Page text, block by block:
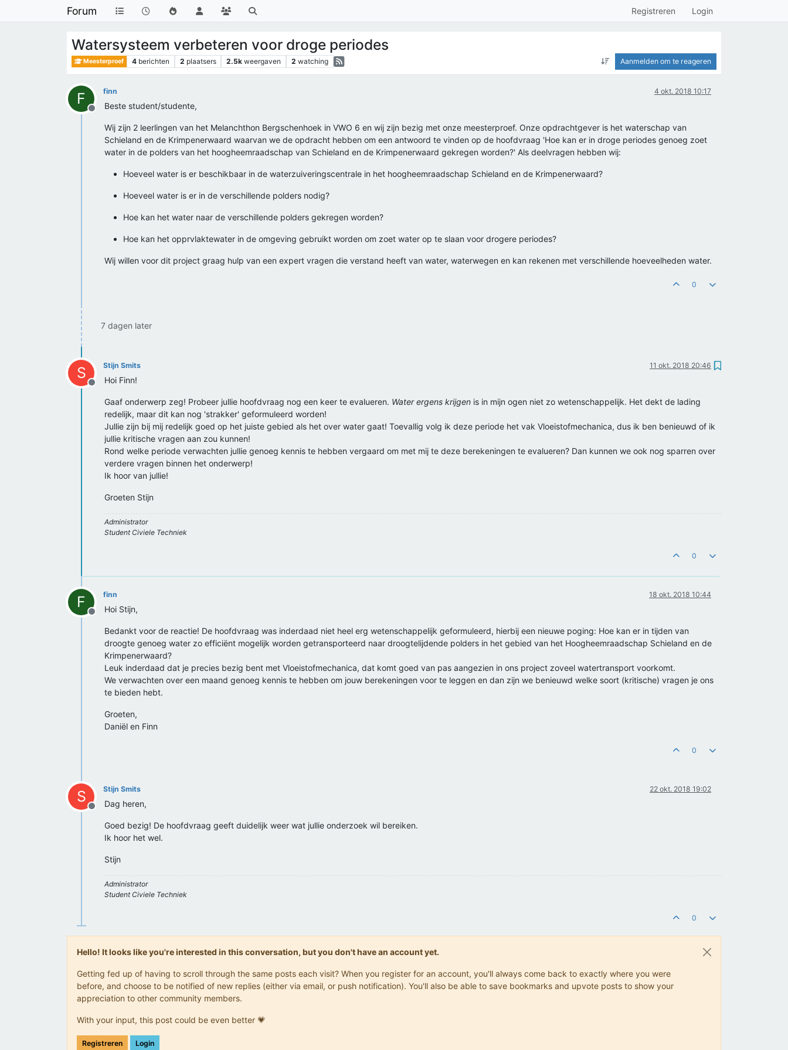
Forum Registreren Login
Watersysteem verbeteren voor droge periodes
Meesterproef 4 berichten 2 plaatsers 2.5k weergaven 2 watching Aanmelden om te reageren
F
Offline
finn 4 okt. 2018 10:17
Beste student/studente,
Wij zijn 2 leerlingen van het Melanchthon Bergschenhoek in VWO 6 en wij zijn bezig met onze meesterproef. Onze opdrachtgever is het waterschap van
Schieland en de Krimpenerwaard waarvan we de opdracht hebben om een antwoord te vinden op de hoofdvraag 'Hoe kan er in droge periodes genoeg zoet
water in de polders van het hoogheemraadschap van Schieland en de Krimpenerwaard gekregen worden?' Als deelvragen hebben wij:
Hoeveel water is er beschikbaar in de waterzuiveringscentrale in het hoogheemraadschap Schieland en de Krimpenerwaard?
Hoeveel water is er in de verschillende polders nodig?
Hoe kan het water naar de verschillende polders gekregen worden?
Hoe kan het opprvlaktewater in de omgeving gebruikt worden om zoet water op te slaan voor drogere periodes?
Wij willen voor dit project graag hulp van een expert vragen die verstand heeft van water, waterwegen en kan rekenen met verschillende hoeveelheden water.
0
7 dagen later
S
Offline
Stijn Smits 11 okt. 2018 20:46
Hoi Finn!
Gaaf onderwerp zeg! Probeer jullie hoofdvraag nog een keer te evalueren. Water ergens krijgen is in mijn ogen niet zo wetenschappelijk. Het dekt de lading
redelijk, maar dit kan nog 'strakker' geformuleerd worden!
Jullie zijn bij mij redelijk goed op het juiste gebied als het over water gaat! Toevallig volg ik deze periode het vak Vloeistofmechanica, dus ik ben benieuwd of ik
jullie kritische vragen aan zou kunnen!
Rond welke periode verwachten jullie genoeg kennis te hebben vergaard om met mij te deze berekeningen te evalueren? Dan kunnen we ook nog sparren over
verdere vragen binnen het onderwerp!
Ik hoor van jullie!
Groeten Stijn
Administrator
Student Civiele Techniek
0
F
Offline
finn 18 okt. 2018 10:44
Hoi Stijn,
Bedankt voor de reactie! De hoofdvraag was inderdaad niet heel erg wetenschappelijk geformuleerd, hierbij een nieuwe poging: Hoe kan er in tijden van
droogte genoeg water zo efficiënt mogelijk worden getransporteerd naar droogtelijdende polders in het gebied van het Hoogheemraadschap Schieland en de
Krimpenerwaard?
Leuk inderdaad dat je precies bezig bent met Vloeistofmechanica, dat komt goed van pas aangezien in ons project zoveel watertransport voorkomt.
We verwachten over een maand genoeg kennis te hebben om jouw berekeningen voor te leggen en dan zijn we benieuwd welke soort (kritische) vragen je ons
te bieden hebt.
Groeten,
Daniël en Finn
0
S
Offline
Stijn Smits 22 okt. 2018 19:02
Dag heren,
Goed bezig! De hoofdvraag geeft duidelijk weer wat jullie onderzoek wil bereiken.
Ik hoor het wel.
Stijn
Administrator
Student Civiele Techniek
0
Hello! It looks like you're interested in this conversation, but you don't have an account yet.
Getting fed up of having to scroll through the same posts each visit? When you register for an account, you'll always come back to exactly where you were
before, and choose to be notified of new replies (either via email, or push notification). You'll also be able to save bookmarks and upvote posts to show your
appreciation to other community members.
With your input, this post could be even better 💗
Registreren Login